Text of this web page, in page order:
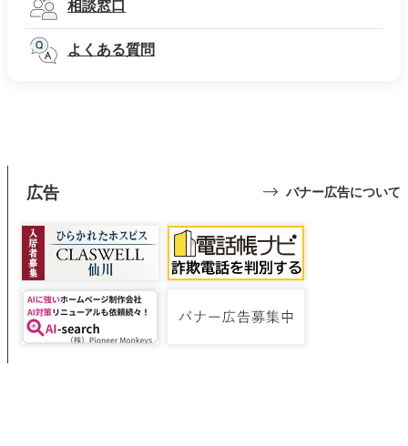
相談窓口
よくある質問
広告 バナー広告について